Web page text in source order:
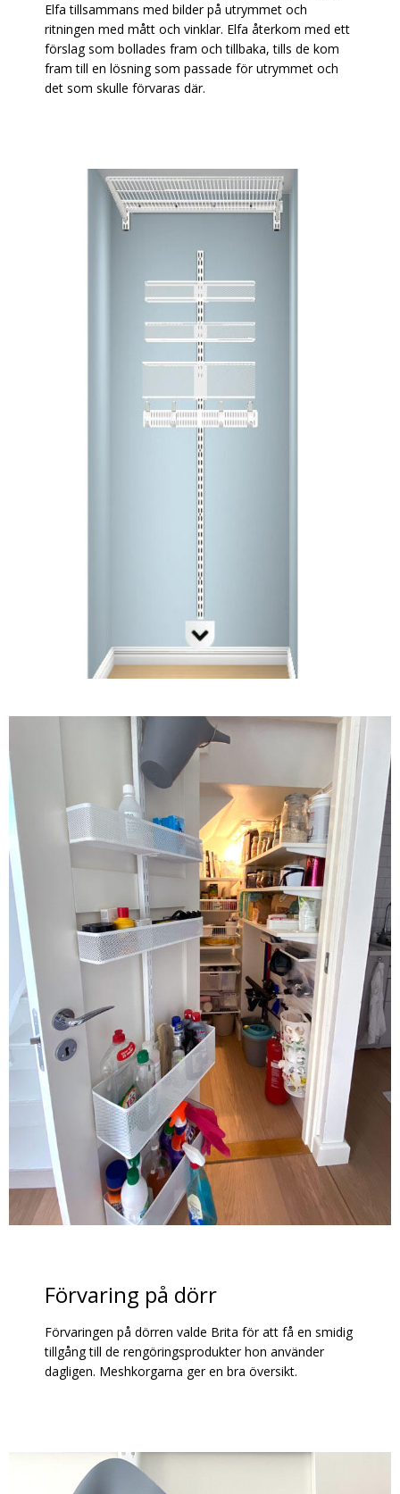
Elfa tillsammans med bilder på utrymmet och
ritningen med mått och vinklar. Elfa återkom med ett
förslag som bollades fram och tillbaka, tills de kom
fram till en lösning som passade för utrymmet och
det som skulle förvaras där.
Förvaring på dörr
Förvaringen på dörren valde Brita för att få en smidig
tillgång till de rengöringsprodukter hon använder
dagligen. Meshkorgarna ger en bra översikt.